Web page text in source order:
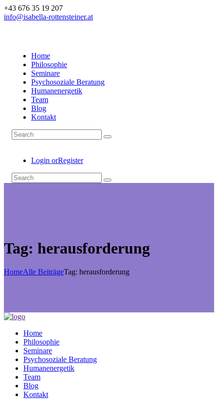
+43 676 35 19 207
info@isabella-rottensteiner.at
Home
Philosophie
Seminare
Psychosoziale Beratung
Humanenergetik
Team
Blog
Kontakt
Login orRegister
Tag: herausforderung
HomeAlle BeiträgeTag: herausforderung
Home
Philosophie
Seminare
Psychosoziale Beratung
Humanenergetik
Team
Blog
Kontakt